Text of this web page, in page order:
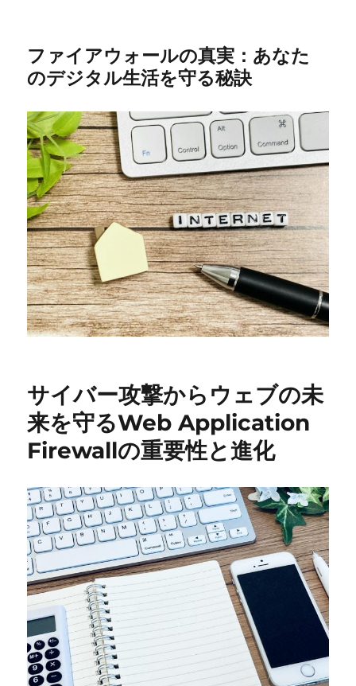
ファイアウォールの真実：あなた
のデジタル生活を守る秘訣
サイバー攻撃からウェブの未
来を守るWeb Application
Firewallの重要性と進化